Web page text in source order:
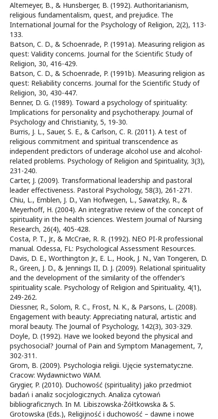
Altemeyer, B., & Hunsberger, B. (1992). Authoritarianism,
religious fundamentalism, quest, and prejudice. The
International Journal for the Psychology of Religion, 2(2), 113-
133.
Batson, C. D., & Schoenrade, P. (1991a). Measuring religion as
quest: Validity concerns. Journal for the Scientific Study of
Religion, 30, 416-429.
Batson, C. D., & Schoenrade, P. (1991b). Measuring religion as
quest: Reliability concerns. Journal for the Scientific Study of
Religion, 30, 430-447.
Benner, D. G. (1989). Toward a psychology of spirituality:
Implications for personality and psychotherapy. Journal of
Psychology and Christianity, 5, 19-30.
Burris, J. L., Sauer, S. E., & Carlson, C. R. (2011). A test of
religious commitment and spiritual transcendence as
independent predictors of underage alcohol use and alcohol-
related problems. Psychology of Religion and Spirituality, 3(3),
231-240.
Carter, J. (2009). Transformational leadership and pastoral
leader effectiveness. Pastoral Psychology, 58(3), 261-271.
Chiu, L., Emblen, J. D., Van Hofwegen, L., Sawatzky, R., &
Meyerhoff, H. (2004). An integrative review of the concept of
spirituality in the health sciences. Western Journal of Nursing
Research, 26(4), 405-428.
Costa, P. T., Jr., & McCrae, R. R. (1992). NEO PI-R professional
manual. Odessa, FL: Psychological Assessment Resources.
Davis, D. E., Worthington Jr., E. L., Hook, J. N., Van Tongeren, D.
R., Green, J. D., & Jennings II, D. J. (2009). Relational spirituality
and the development of the similarity of the offender’s
spirituality scale. Psychology of Religion and Spirituality, 4(1),
249-262.
Diessner, R., Solom, R. C., Frost, N. K., & Parsons, L. (2008).
Engagement with beauty: Appreciating natural, artistic and
moral beauty. The Journal of Psychology, 142(3), 303-329.
Doyle, D. (1992). Have we looked beyond the physical and
psychosocial? Journal of Pain and Symptom Management, 7,
302-311.
Grom, B. (2009). Psychologia religii. Ujęcie systematyczne.
Cracow: Wydawnictwo WAM.
Grygier, P. (2010). Duchowość (spirituality) jako przedmiot
badań i analiz socjologicznych. Analiza cytowań
bibliograficznych. In M. Libiszowska-Żółtkowska & S.
Grotowska (Eds.), Religijność i duchowość – dawne i nowe